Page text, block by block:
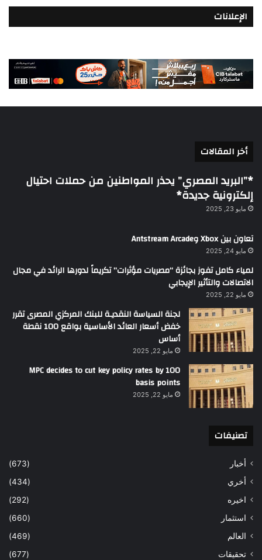
الإعلانات
أخر المقالات
*”البريد المصري” يحذر المواطنين من حملات احتيال
إلكترونية جديدة*
مايو 23, 2025
تعاون بين Xbox وAntstream Arcade
مايو 24, 2025
لمياء كامل تفوز بجائزة “مصريات مؤثرات” تكريماً لدورها الرائد في مجال
الاتصالات والتأثير الإيجابي
مايو 22, 2025
لجنة السياسة النقديـة للبنك المركزي المصرى تقرر
خفض أسعار العائد الأساسية بواقع 100 نقطة
أساس
مايو 22, 2025
MPC decides to cut key policy rates by 100
basis points
مايو 22, 2025
تصنيفات
أخبار
(673)
أخري
(434)
اخيره
(292)
استثمار
(660)
العالم
(469)
تحقيقات
(677)